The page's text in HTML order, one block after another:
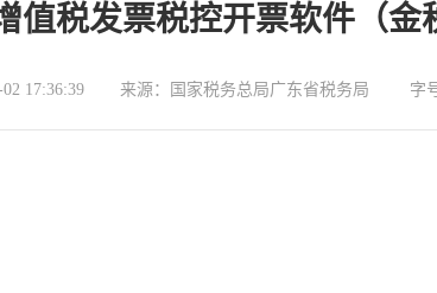
值税发票税控开票软件（金
02 17:36:39 来源： 国家税务总局广东省税务局 字